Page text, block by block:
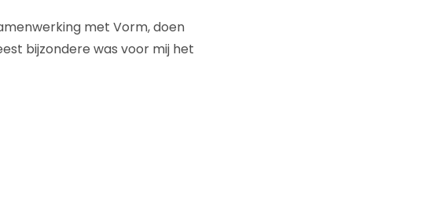
met Vorm, doen
bijzondere was voor mij het